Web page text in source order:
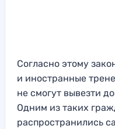
Согласно этому
и иностранные
не смогут вывезти
Одним из таких
распространились